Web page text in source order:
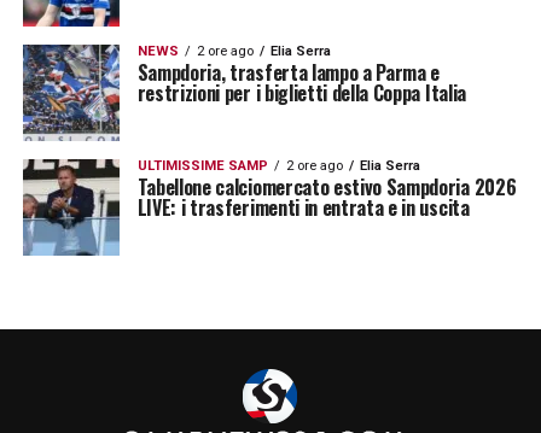
NEWS 2 ore ago Elia Serra
Sampdoria, trasferta lampo a Parma e
restrizioni per i biglietti della Coppa Italia
ULTIMISSIME SAMP 2 ore ago Elia Serra
Tabellone calciomercato estivo Sampdoria 2026
LIVE: i trasferimenti in entrata e in uscita